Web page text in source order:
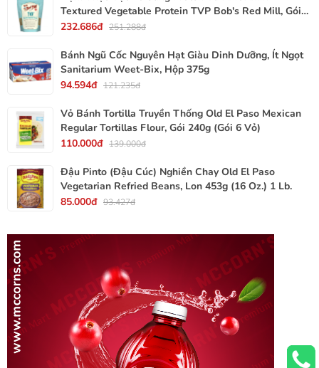
Textured Vegetable Protein TVP Bob's Red Mill, Gói
340g, 12 Oz.
232.686đ 251.288đ
Bánh Ngũ Cốc Nguyên Hạt Giàu Dinh Dưỡng, Ít Ngọt
Sanitarium Weet-Bix, Hộp 375g
94.594đ 121.235đ
Vỏ Bánh Tortilla Truyền Thống Old El Paso Mexican
Regular Tortillas Flour, Gói 240g (Gói 6 Vỏ)
110.000đ 139.000đ
Đậu Pinto (Đậu Cúc) Nghiền Chay Old El Paso
Vegetarian Refried Beans, Lon 453g (16 Oz.) 1 Lb.
85.000đ 93.427đ